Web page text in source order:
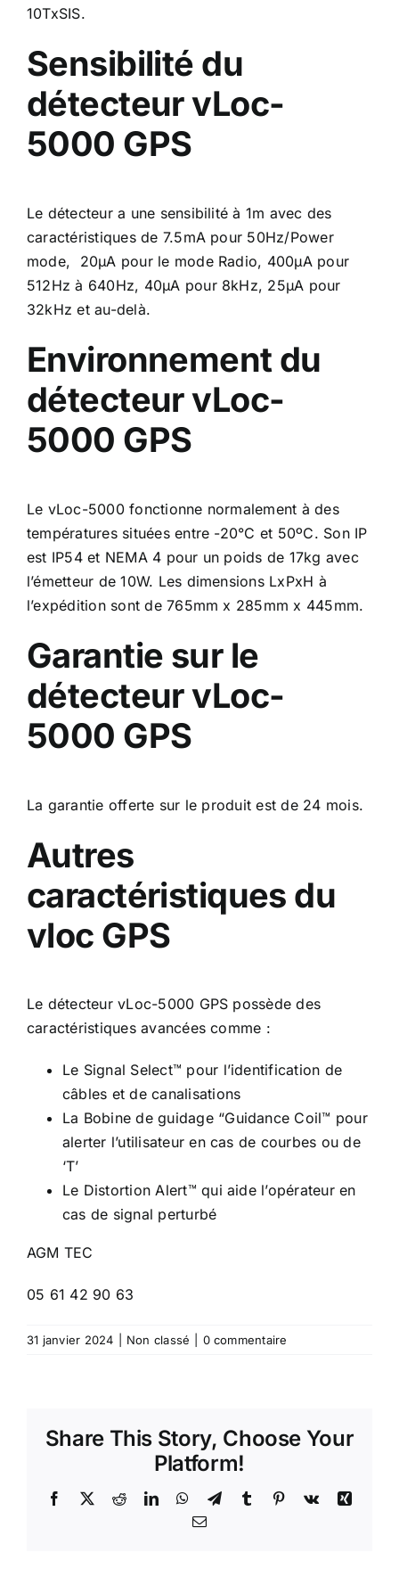
10TxSIS.
Sensibilité du
détecteur vLoc-
5000 GPS
Le détecteur a une sensibilité à 1m avec des
caractéristiques de 7.5mA pour 50Hz/Power
mode, 20μA pour le mode Radio, 400μA pour
512Hz à 640Hz, 40μA pour 8kHz, 25μA pour
32kHz et au-delà.
Environnement du
détecteur vLoc-
5000 GPS
Le vLoc-5000 fonctionne normalement à des
températures situées entre -20°C et 50ºC. Son IP
est IP54 et NEMA 4 pour un poids de 17kg avec
l’émetteur de 10W. Les dimensions LxPxH à
l’expédition sont de 765mm x 285mm x 445mm.
Garantie sur le
détecteur vLoc-
5000 GPS
La garantie offerte sur le produit est de 24 mois.
Autres
caractéristiques du
vloc GPS
Le détecteur vLoc-5000 GPS possède des
caractéristiques avancées comme :
Le Signal Select™ pour l’identification de
câbles et de canalisations
La Bobine de guidage “Guidance Coil™ pour
alerter l’utilisateur en cas de courbes ou de
‘T’
Le Distortion Alert™ qui aide l’opérateur en
cas de signal perturbé
AGM TEC
05 61 42 90 63
31 janvier 2024 Non classé 0 commentaire
Share This Story, Choose Your
Platform!
Facebook
X RedditLinkedInWhatsApp
TelegramTumblr Pinterest
Vk
Xing
Email